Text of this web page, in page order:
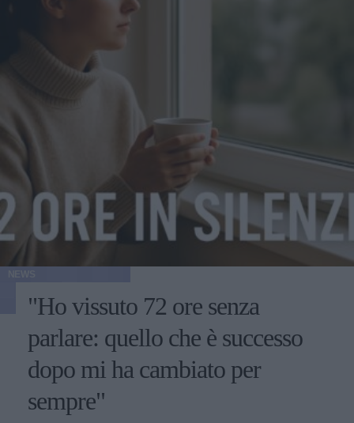
"Ho vissuto 72 ore senza
parlare: quello che è successo
dopo mi ha cambiato per
sempre"